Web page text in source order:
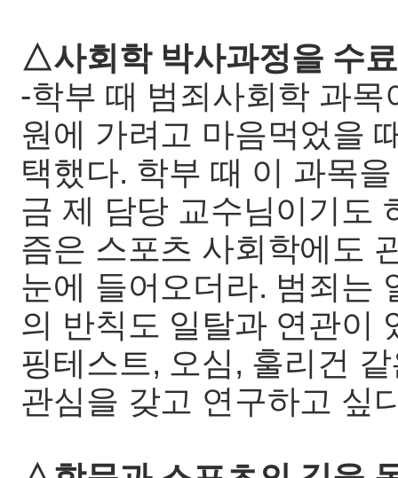
△사회학 박사과정을 수
-학부 때 범죄사회학 과
원에 가려고 마음먹었을
택했다. 학부 때 이 과목
금 제 담당 교수님이기도
즘은 스포츠 사회학에도
눈에 들어오더라. 범죄는
의 반칙도 일탈과 연관이
핑테스트, 오심, 훌리건
관심을 갖고 연구하고 싶